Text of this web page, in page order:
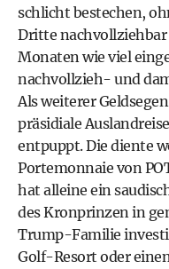
schlicht bestechen,
Dritte
Monaten wie viel
nachvollzieh- und
Als weiterer
präsidiale
entpuppt. Die diente
Portemonnaie von
hat alleine ein
des Kronprinzen in
Trump-Familie
Golf-Resort oder